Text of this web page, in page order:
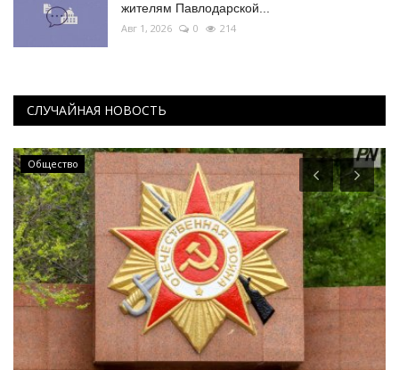
жителям Павлодарской...
Авг 1, 2026 0 214
СЛУЧАЙНАЯ НОВОСТЬ
ПАВЛОДАРСКАЯ ОБЛАСТЬ